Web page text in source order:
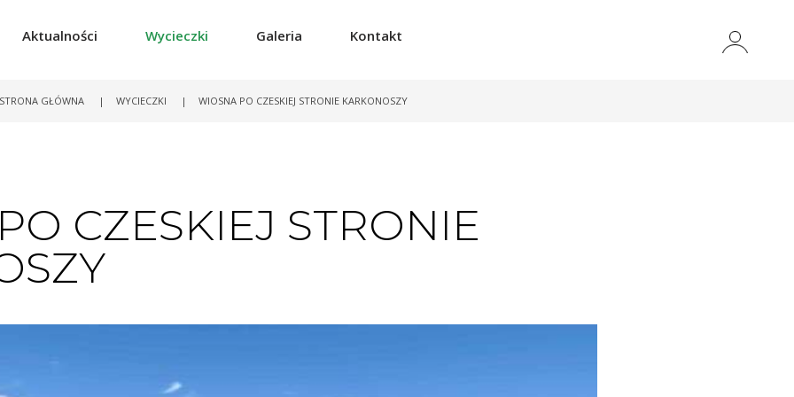
Aktualności Wycieczki Galeria Kontakt
GŁÓWNA | WYCIECZKI | WIOSNA PO CZESKIEJ STRONIE KARKONOSZY
CZESKIEJ STRONIE